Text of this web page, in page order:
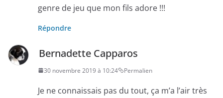
genre de jeu que mon fils adore !!!
Répondre
Bernadette Capparos
30 novembre 2019 à 10:24 Permalien
Je ne connaissais pas du tout, ça m’a l’air très